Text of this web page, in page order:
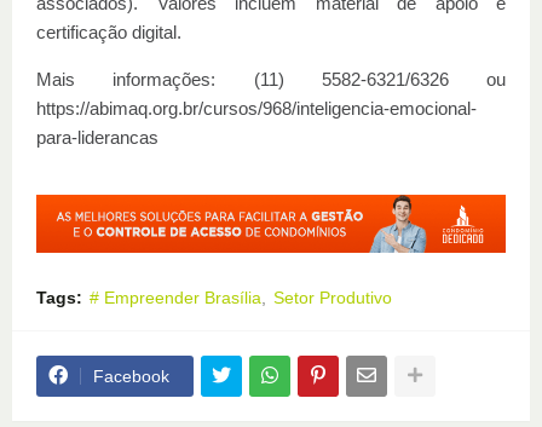
associados). Valores incluem material de apoio e
certificação digital.
Mais informações: (11) 5582-6321/6326 ou
https://abimaq.org.br/cursos/968/inteligencia-emocional-
para-liderancas
Tags: # Empreender Brasília Setor Produtivo
Facebook